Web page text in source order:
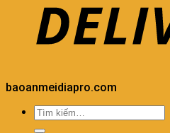
baoanmeidiapro.com